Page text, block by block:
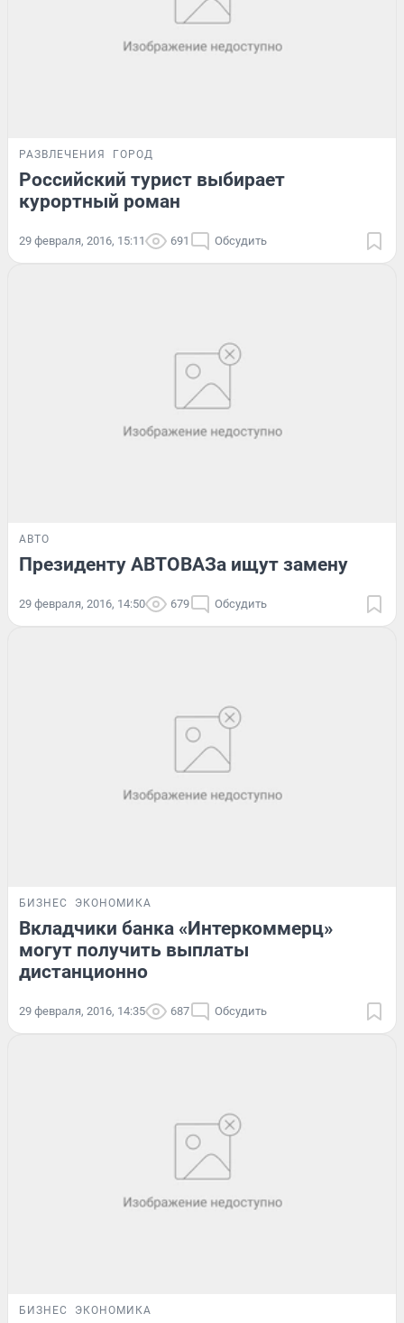
РАЗВЛЕЧЕНИЯ ГОРОД
Российский турист выбирает
курортный роман
29 февраля, 2016, 15:11 691 Обсудить
АВТО
Президенту АВТОВАЗа ищут замену
29 февраля, 2016, 14:50 679 Обсудить
БИЗНЕС ЭКОНОМИКА
Вкладчики банка «Интеркоммерц»
могут получить выплаты
дистанционно
29 февраля, 2016, 14:35 687 Обсудить
БИЗНЕС ЭКОНОМИКА